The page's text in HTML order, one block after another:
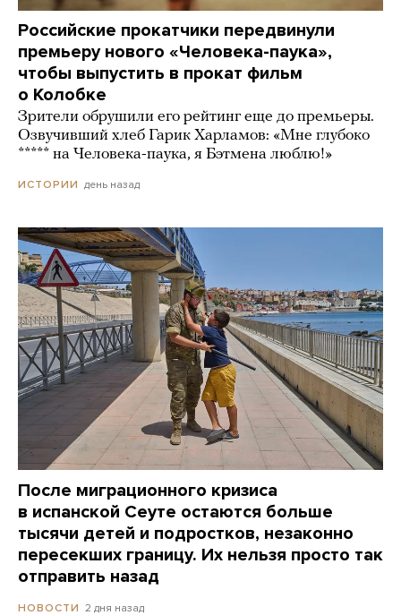
Российские прокатчики передвинули
премьеру нового «Человека-паука»,
чтобы выпустить в прокат фильм
о Колобке
Зрители обрушили его рейтинг еще до премьеры.
Озвучивший хлеб Гарик Харламов: «Мне глубоко
***** на Человека-паука, я Бэтмена люблю!»
ИСТОРИИ день назад
После миграционного кризиса
в испанской Сеуте остаются больше
тысячи детей и подростков, незаконно
пересекших границу. Их нельзя просто так
отправить назад
НОВОСТИ 2 дня назад